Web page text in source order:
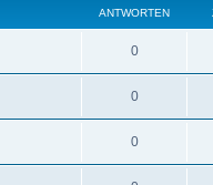
ANTWORTEN
0
0
0